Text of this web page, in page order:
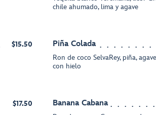
chile ahumado, lima y agave
$15.50 Piña Colada
Ron de coco SelvaRey, piña,
con hielo
$17.50 Banana Cabana